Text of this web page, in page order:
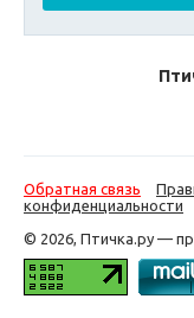
Обратная связь
конфиденциальности
© 2026, Птичка.ру —